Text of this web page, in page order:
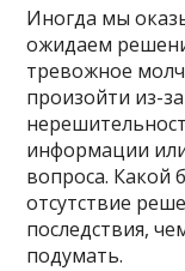
Иногда мы
ожидаем
тревожное
произойти из-
информации
вопроса. Какой
отсутствие
последствия,
подумать.